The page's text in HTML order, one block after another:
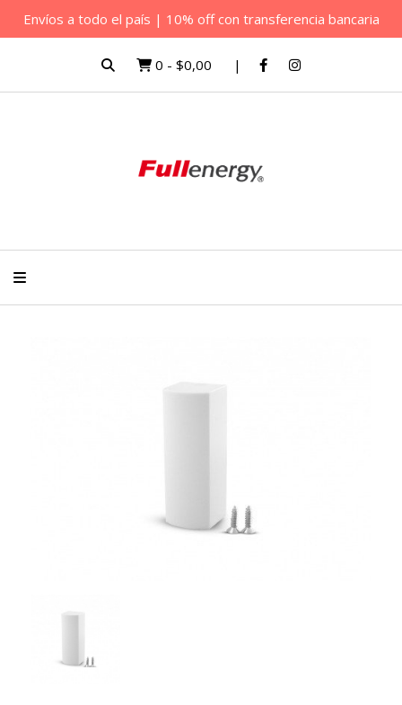
Envíos a todo el país | 10% off con transferencia bancaria
0 - $0,00